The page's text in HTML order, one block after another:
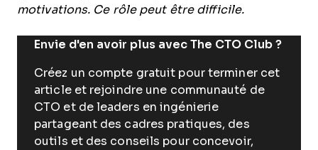
motivations. Ce rôle peut être difficile.
Envie d'en avoir plus avec The CTO Club ?
Créez un compte gratuit pour terminer cet
article et rejoindre une communauté de
CTO et de leaders en ingénierie
partageant des cadres pratiques, des
outils et des conseils pour concevoir,